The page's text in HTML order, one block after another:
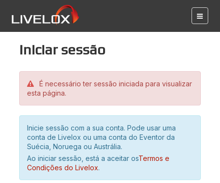
Iniciar sessão
É necessário ter sessão iniciada para visualizar
esta página.
Inicie sessão com a sua conta. Pode usar uma
conta de Livelox ou uma conta do Eventor da
Suécia, Noruega ou Austrália.
Ao iniciar sessão, está a aceitar osTermos e
Condições do Livelox.